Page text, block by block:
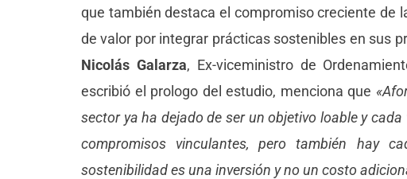
que también destaca el compromiso creciente de
de valor por integrar prácticas sostenibles en sus
Nicolás Galarza, Ex-viceministro de
escribió el prologo del estudio, menciona que
sector ya ha dejado de ser un objetivo loable y
compromisos vinculantes, pero también hay
sostenibilidad es una inversión y no un costo